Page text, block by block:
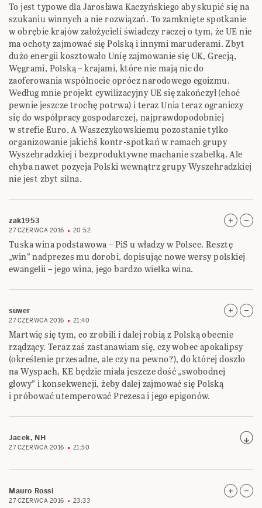
To jest typowe dla Jarosława Kaczyńskiego aby skupić się na
szukaniu winnych a nie rozwiązań. To zamknięte spotkanie
w obrębie krajów założycieli świadczy raczej o tym, że UE nie
ma ochoty zajmować się Polską i innymi maruderami. Zbyt
dużo energii kosztowało Unię zajmowanie się UK, Grecją,
Węgrami, Polską – krajami, które nie mają nic do
zaoferowania wspólnocie oprócz narodowego egoizmu.
Według mnie projekt cywilizacyjny UE się zakończył (choć
pewnie jeszcze trochę potrwa) i teraz Unia teraz ograniczy
się do współpracy gospodarczej, najprawdopodobniej
w strefie Euro. A Waszczykowskiemu pozostanie tylko
organizowanie jakichś kontr-spotkań w ramach grupy
Wyszehradzkiej i bezproduktywne machanie szabelką. Ale
chyba nawet pozycja Polski wewnątrz grupy Wyszehradzkiej
nie jest zbyt silna.
zak1953
27 CZERWCA 2016 20:52
Tuska wina podstawowa – PiS u władzy w Polsce. Resztę
„win” nadprezes mu dorobi, dopisując nowe wersy polskiej
ewangelii – jego wina, jego bardzo wielka wina.
suwer
27 CZERWCA 2016 21:40
Martwię się tym, co zrobili i dalej robią z Polską obecnie
rządzący. Teraz zaś zastanawiam się, czy wobec apokalipsy
(określenie przesadne, ale czy na pewno?), do której doszło
na Wyspach, KE będzie miała jeszcze dość „swobodnej
głowy” i konsekwencji, żeby dalej zajmować się Polską
i próbować utemperować Prezesa i jego epigonów.
Jacek, NH
27 CZERWCA 2016 21:50
Mauro Rossi
27 CZERWCA 2016 23:33